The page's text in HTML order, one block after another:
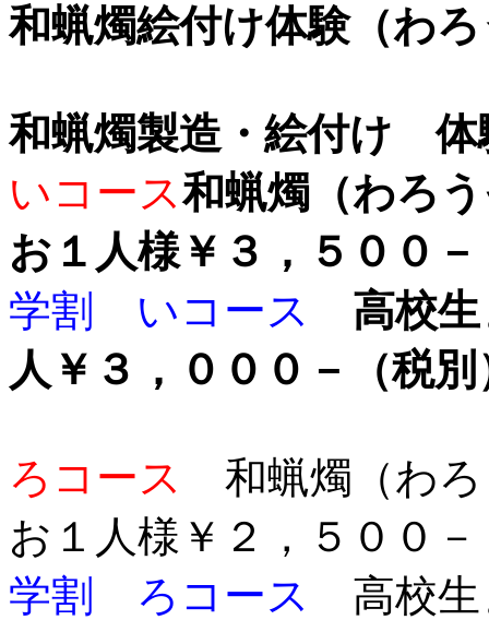
和蝋燭絵付け体験（わ
和蝋燭製造・絵付け 体
いコース和蝋燭（わ
お１人様￥３，
学割 いコース
高校
人￥３，０００－（税別
ろコース
和蝋燭（わ
お１人様￥２，５００
学割 ろコース
高校生